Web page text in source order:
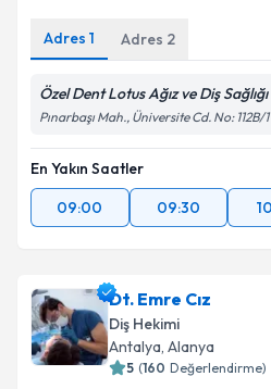
Adres 1 Adres 2
Özel Dent Lotus Ağız ve Diş
Pınarbaşı Mah., Üniversite Cd. No: 112B/1
En Yakın Saatler
09:00
09:30
Dt. Emre Cız
Diş Hekimi
Antalya, Alanya
5 (160 Değerlendirme)